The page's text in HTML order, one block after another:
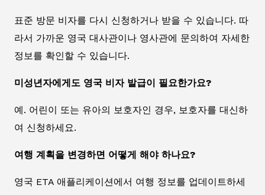
표준 방문 비자를 다시 신청하거나 받을 수 있습니다. 따
라서 가까운 영국 대사관이나 영사관에 문의하여 자세한
정보를 확인할 수 있습니다.
미성년자에게도 영국 비자 발급이 필요한가요?
예. 어린이 또는 유아의 보호자인 경우, 보호자를 대신하
여 신청하세요.
여행 계획을 변경하면 어떻게 해야 하나요?
영국 ETA 애플리케이션에서 여행 정보를 업데이트하세